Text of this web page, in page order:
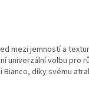
mezi jemností a
univerzální volbu pro
díky svému